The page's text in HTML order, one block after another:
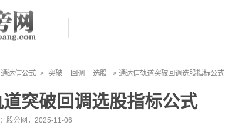
通达信公式 > 突破 回调 选股 > 通达信轨道突破回调选股指标公式
突破回调选股指标公式
股旁网，2025-11-06